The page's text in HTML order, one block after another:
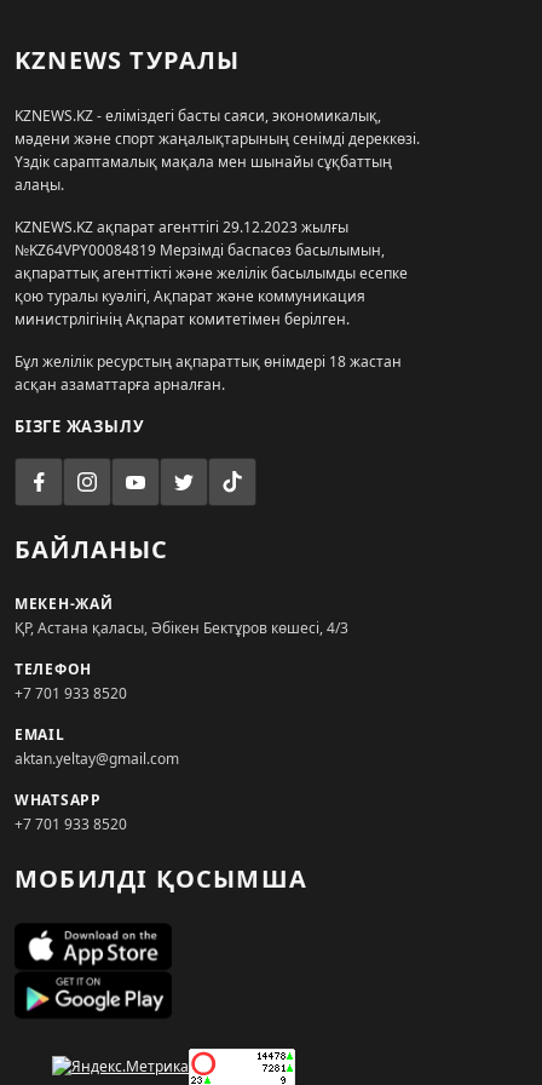
KZNEWS ТУРАЛЫ
KZNEWS.KZ - еліміздегі басты саяси, экономикалық,
мәдени және спорт жаңалықтарының сенімді дереккөзі.
Үздік сараптамалық мақала мен шынайы сұқбаттың
алаңы.
KZNEWS.KZ ақпарат агенттігі 29.12.2023 жылғы
№KZ64VPY00084819 Мерзімді баспасөз басылымын,
ақпараттық агенттікті және желілік басылымды есепке
қою туралы куәлігі, Ақпарат және коммуникация
министрлігінің Ақпарат комитетімен берілген.
Бұл желілік ресурстың ақпараттық өнімдері 18 жастан
асқан азаматтарға арналған.
БІЗГЕ ЖАЗЫЛУ
БАЙЛАНЫС
МЕКЕН-ЖАЙ
ҚР, Астана қаласы, Әбікен Бектұров көшесі, 4/3
ТЕЛЕФОН
+7 701 933 8520
EMAIL
aktan.yeltay@gmail.com
WHATSAPP
+7 701 933 8520
МОБИЛДІ ҚОСЫМША